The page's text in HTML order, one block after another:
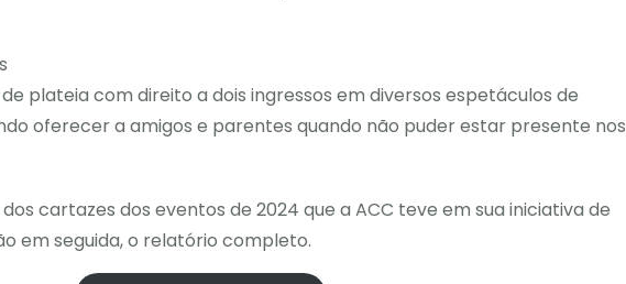
plateia com direito a dois ingressos em diversos espetáculos de
oferecer a amigos e parentes quando não puder estar presente nos
cartazes dos eventos de 2024 que a ACC teve em sua iniciativa de
em seguida, o relatório completo.